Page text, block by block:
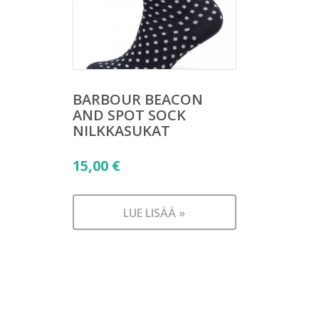
BARBOUR BEACON
AND SPOT SOCK
NILKKASUKAT
15,00 €
LUE LISÄÄ »